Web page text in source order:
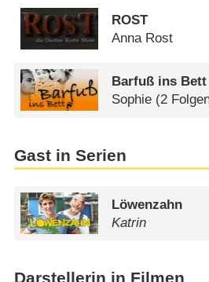
ROST
Anna Rost
Barfuß ins Bett
Sophie (2
Gast in Serien
Löwenzahn
Katrin